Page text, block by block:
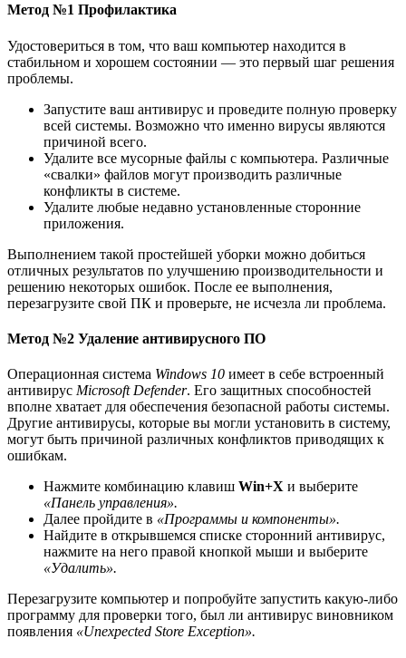
Метод №1 Профилактика
Удостовериться в том, что ваш компьютер находится в
стабильном и хорошем состоянии — это первый шаг решения
проблемы.
Запустите ваш антивирус и проведите полную проверку
всей системы. Возможно что именно вирусы являются
причиной всего.
Удалите все мусорные файлы с компьютера. Различные
«свалки» файлов могут производить различные
конфликты в системе.
Удалите любые недавно установленные сторонние
приложения.
Выполнением такой простейшей уборки можно добиться
отличных результатов по улучшению производительности и
решению некоторых ошибок. После ее выполнения,
перезагрузите свой ПК и проверьте, не исчезла ли проблема.
Метод №2 Удаление антивирусного ПО
Операционная система Windows 10 имеет в себе встроенный
антивирус Microsoft Defender. Его защитных способностей
вполне хватает для обеспечения безопасной работы системы.
Другие антивирусы, которые вы могли установить в систему,
могут быть причиной различных конфликтов приводящих к
ошибкам.
Нажмите комбинацию клавиш Win+X и выберите
«Панель управления».
Далее пройдите в «Программы и компоненты».
Найдите в открывшемся списке сторонний антивирус,
нажмите на него правой кнопкой мыши и выберите
«Удалить».
Перезагрузите компьютер и попробуйте запустить какую-либо
программу для проверки того, был ли антивирус виновником
появления «Unexpected Store Exception».